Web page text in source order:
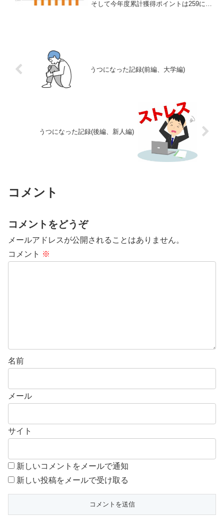
そして今年度累計獲得ポイントは259にな
うつになった記録(前編、大学編)
うつになった記録(後編、新人編)
コメント
コメントをどうぞ
メールアドレスが公開されることはありません。
コメント ※
名前
メール
サイト
新しいコメントをメールで通知
新しい投稿をメールで受け取る